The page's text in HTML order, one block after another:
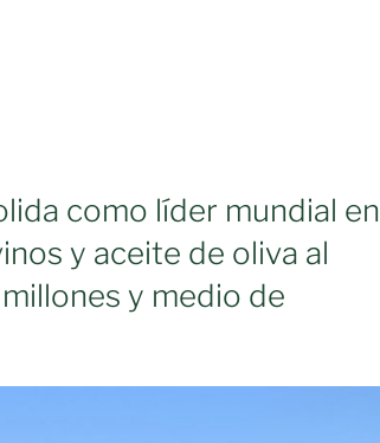
como líder mundial en
y aceite de oliva al
y medio de